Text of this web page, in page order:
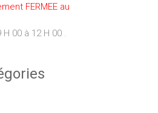
FERMEE au
00 à 12 H 00 .